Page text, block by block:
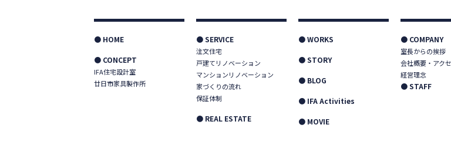
● HOME
● CONCEPT
IFA住宅設計室
廿日市家具製作所
● SERVICE
注文住宅
戸建てリノベーション
マンションリノベーション
家づくりの流れ
保証体制
● REAL ESTATE
● WORKS
● STORY
● BLOG
● IFA Activities
● MOVIE
● COMPANY
室長からの挨拶
会社概要・アク
経営理念
● STAFF